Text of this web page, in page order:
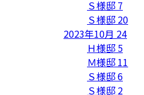
Ｓ様邸 7
Ｓ様邸 20
2023年10月 24
Ｈ様邸 5
Ｍ様邸 11
Ｓ様邸6
Ｓ様邸 2